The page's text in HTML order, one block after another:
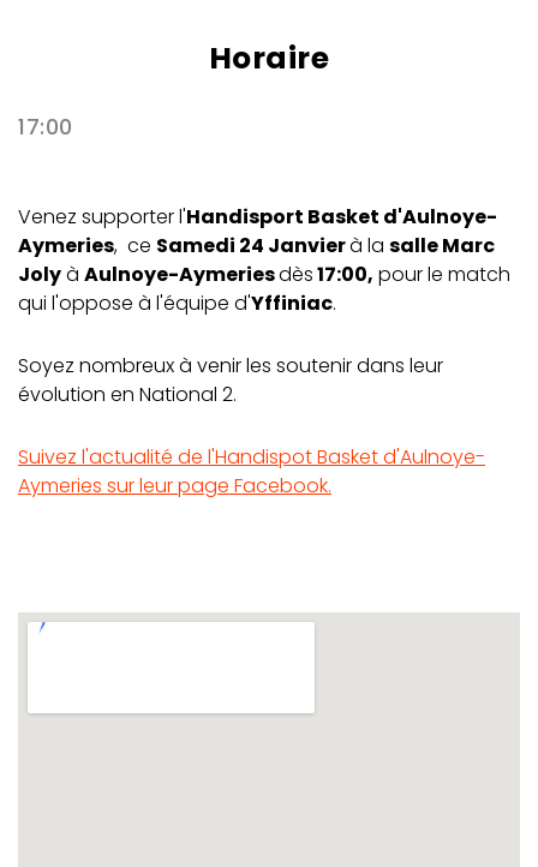
Horaire
17:00
Venez supporter l'Handisport Basket d'Aulnoye-
Aymeries, ce Samedi 24 Janvierà la salle Marc
Jolyà Aulnoye-Aymeriesdès17:00, pour le match
qui l'oppose à l'équipe d'Yffiniac.
Soyez nombreux à venir les soutenir dans leur
évolution en National 2.
Suivez l'actualité de l'Handispot Basket d'Aulnoye-
Aymeries sur leur page Facebook.